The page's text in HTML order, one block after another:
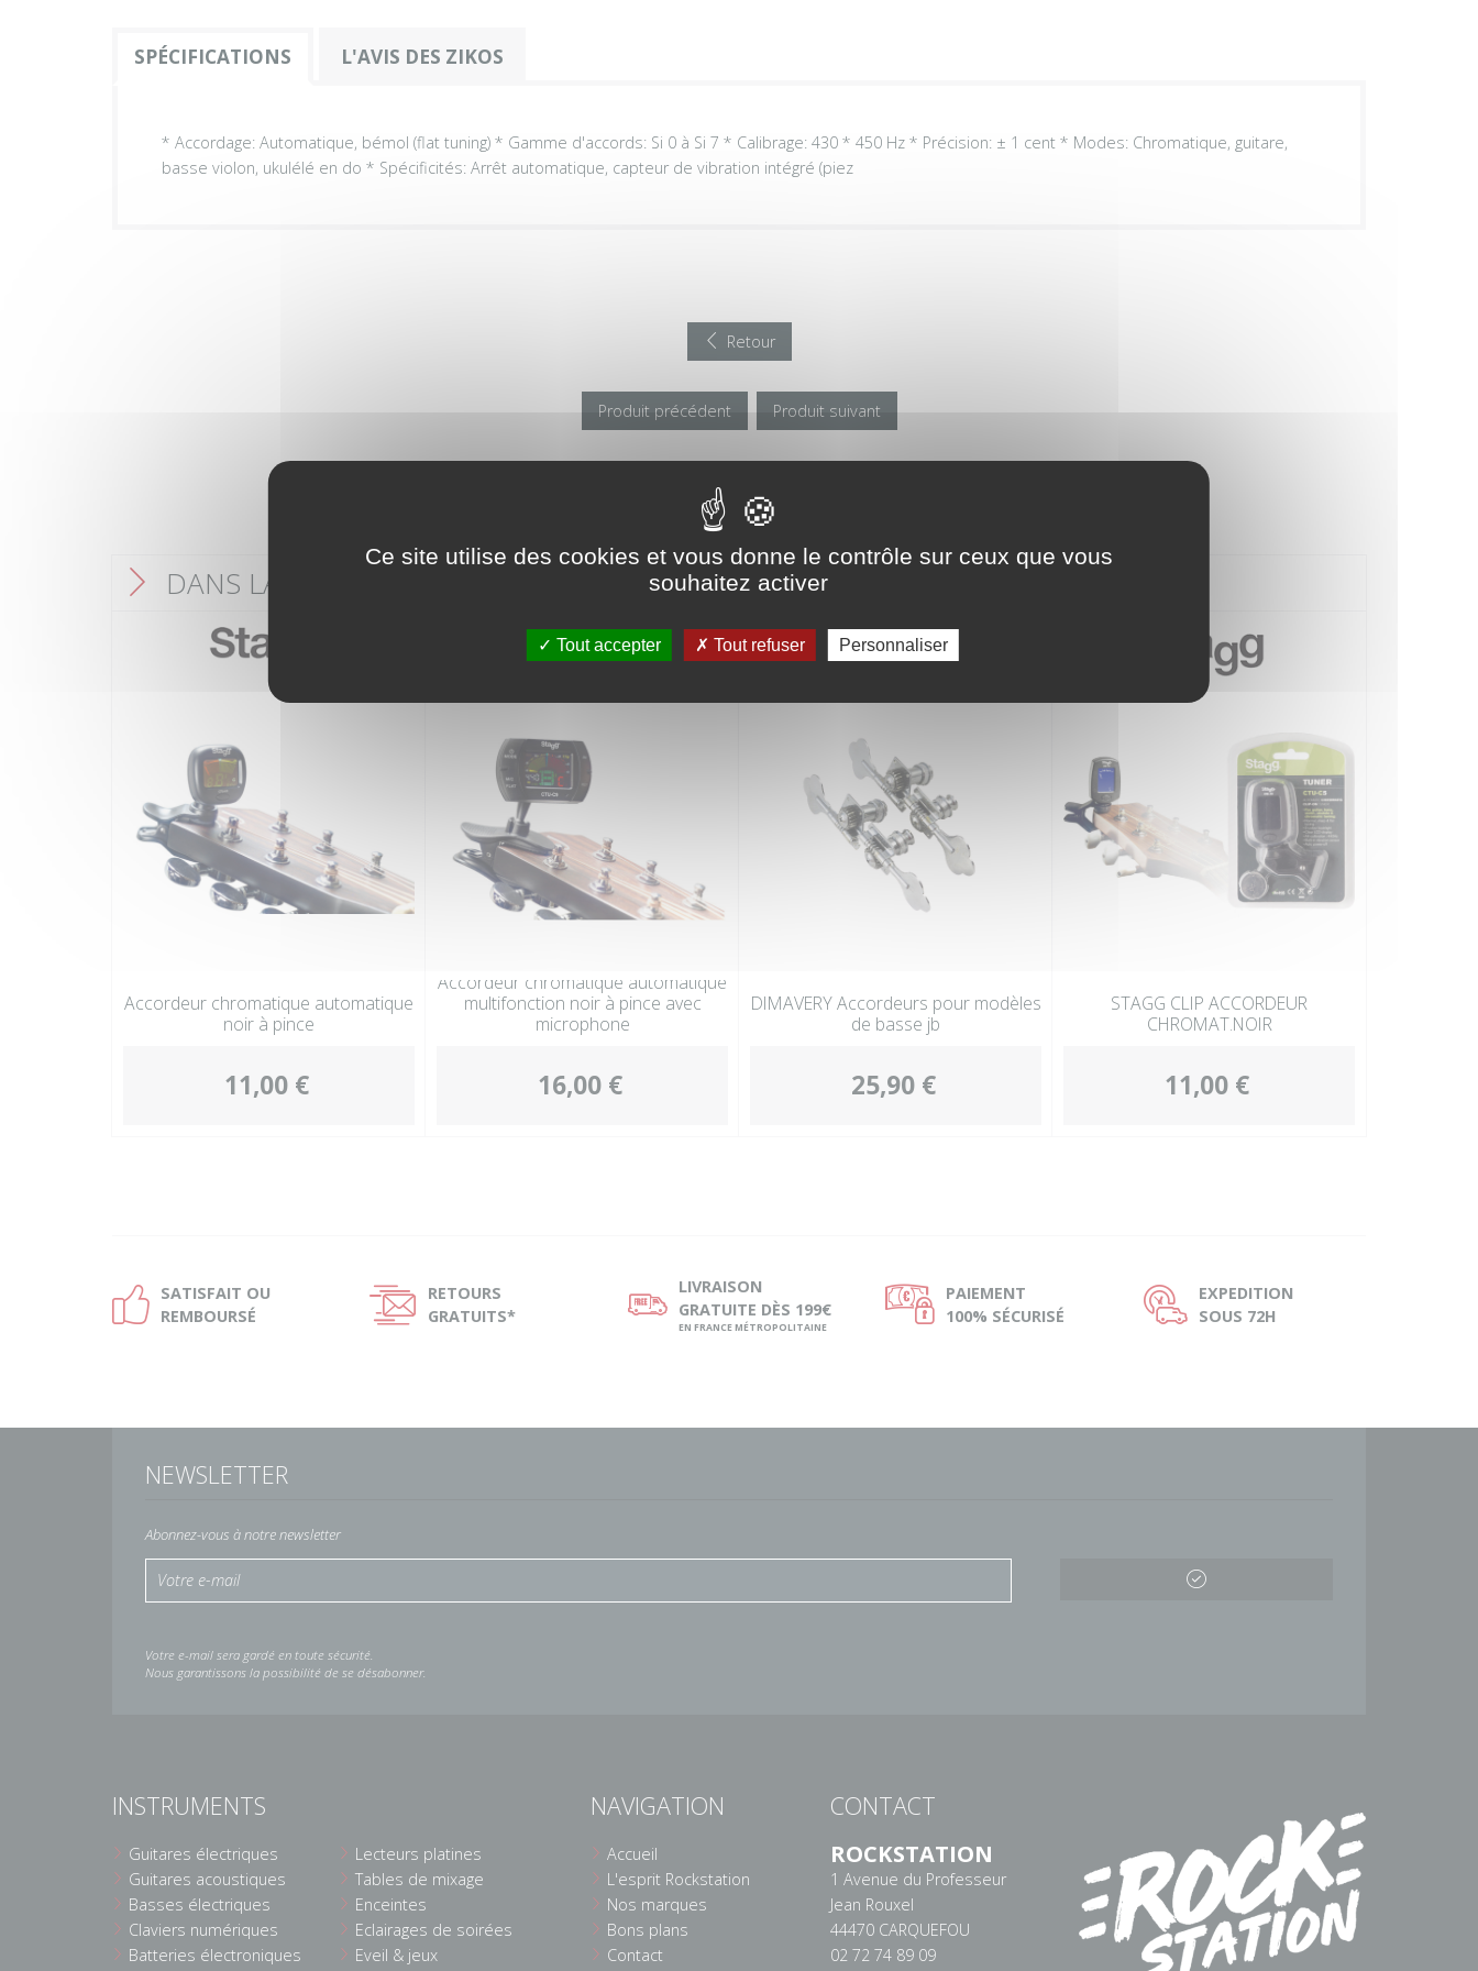
SPÉCIFICATIONS L'AVIS DES ZIKOS
* Accordage: Automatique, bémol (flat tuning) * Gamme d'accords: Si 0 à Si 7 * Calibrage: 430 * 450 Hz * Précision: ± 1 cent * Modes: Chromatique, guitare,
basse violon, ukulélé en do * Spécificités: Arrêt automatique, capteur de vibration intégré (piez
Retour
Produit précédent Produit suivant
F DANS LA MÊME CATÉGORIE
Accordeur chromatique automatique
noir à pince
11,00 €
Accordeur chromatique automatique
multifonction noir à pince avec
microphone
16,00 €
DIMAVERY Accordeurs pour modèles
de basse jb
25,90 €
STAGG CLIP ACCORDEUR
CHROMAT.NOIR
11,00 €
Ð SATISFAIT OU
REMBOURSÉ
Ñ
RETOURS
GRATUITS*
ø LIVRAISON
GRATUITE DÈS 199€
EN FRANCE MÉTROPOLITAINE
Ø PAIEMENT
100% SÉCURISÉ
Ù
EXPEDITION
SOUS 72H
NEWSLETTER
Abonnez-vous à notre newsletter
Votre e-mail sera gardé en toute sécurité.
Nous garantissons la possibilité de se désabonner.
INSTRUMENTS
Guitares électriques
Guitares acoustiques
Basses électriques
Claviers numériques
Batteries électroniques
Lecteurs platines
Tables de mixage
Enceintes
Eclairages de soirées
Eveil & jeux
NAVIGATION
Accueil
L'esprit Rockstation
Nos marques
Bons plans
Contact
CONTACT
ROCKSTATION
1 Avenue du Professeur
Jean Rouxel
44470 CARQUEFOU
02 72 74 89 09
Ce site utilise des cookies et vous donne le contrôle sur ceux que vous
souhaitez activer
Tout accepter Tout refuser Personnaliser